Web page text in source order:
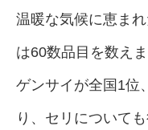
温暖な気候に恵ま
は60数品目を数え
ゲンサイが全国1位
り、セリについて